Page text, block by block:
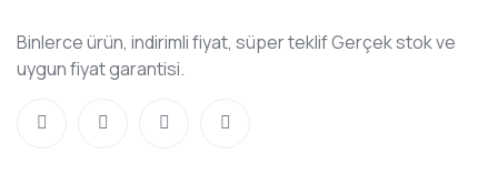
Binlerce ürün, indirimli fiyat, süper teklif Gerçek stok ve
uygun fiyat garantisi.